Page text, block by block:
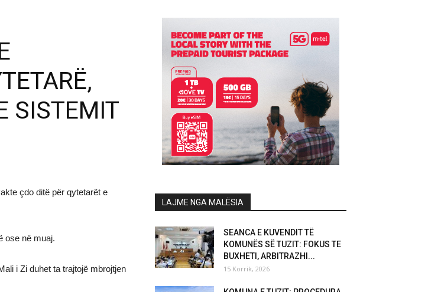
SISTEMIT
çdo ditë për qytetarët e
ose në muaj.
i Zi duhet ta trajtojë mbrojtjen
LAJME NGA MALËSIA
SEANCA E KUVENDIT TË
KOMUNËS SË TUZIT: FOKUS TE
BUXHETI, ARBITRAZHI...
15 Korrik, 2026